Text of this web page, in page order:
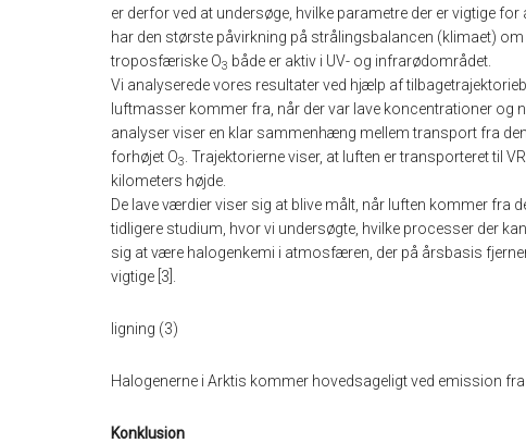
er derfor ved at undersøge, hvilke parametre der er vigtige
har den største påvirkning på strålingsbalancen (klimaet)
troposfæriske O3 både er aktiv i UV- og infrarødområdet.
Vi analyserede vores resultater ved hjælp af
luftmasser kommer fra, når der var lave koncentrationer og
analyser viser en klar sammenhæng mellem transport fra
forhøjet O3 . Trajektorierne viser, at luften er transporteret til
kilometers højde.
De lave værdier viser sig at blive målt, når luften kommer fra
tidligere studium, hvor vi undersøgte, hvilke processer der
sig at være halogenkemi i atmosfæren, der på årsbasis
vigtige [3].
ligning (3)
Halogenerne i Arktis kommer hovedsageligt ved emission
Konklusion